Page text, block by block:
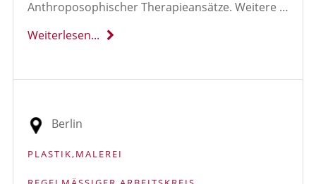
Anthroposophischer Therapieansätze. Weitere …
Weiterlesen...
Berlin
PLASTIK,MALEREI